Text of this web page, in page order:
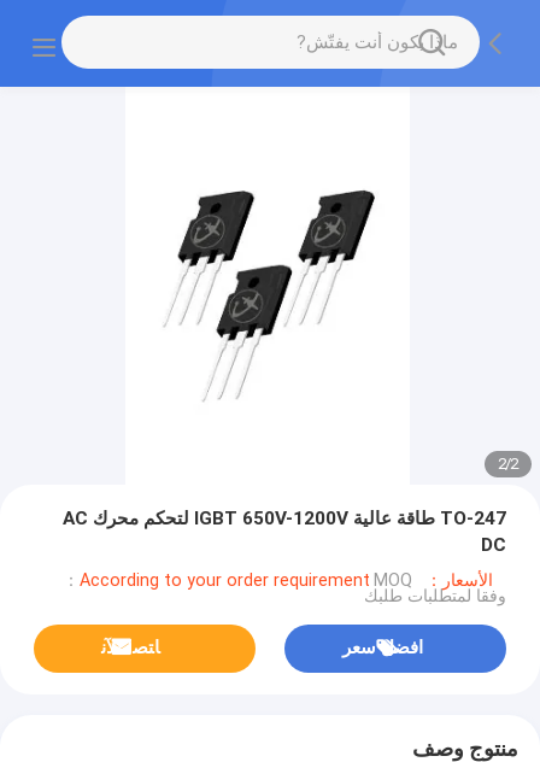
2
/
2
TO-247 طاقة عالية IGBT 650V-1200V لتحكم محرك AC
DC
الأسعار：According to your order requirement MOQ：
وفقا لمتطلبات طلبك
افضل سعر ﺎﺘﺼﻟ ﺍﻶﻧ
منتوج وصف